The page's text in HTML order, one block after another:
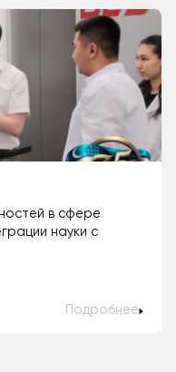
в сфере
науки с
Подробнее